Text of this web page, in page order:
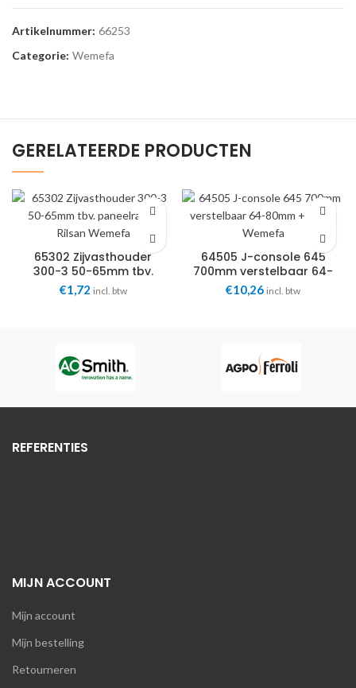
Artikelnummer: 66253
Categorie: Wemefa
GERELATEERDE PRODUCTEN
65302 Zijvasthouder
300-3 50-65mm tbv.
paneelrad. + Rilsan
Wemefa
€1,72 incl. btw
64505 J-console 645
700mm verstelbaar 64-
80mm + Rilsan Wemefa
€10,26 incl. btw
REFERENTIES
MIJN ACCOUNT
Mijn account
Mijn bestelling
Retourneren